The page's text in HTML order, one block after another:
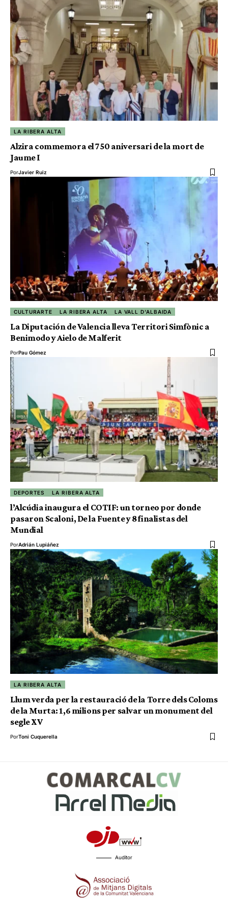
LA RIBERA ALTA
Alzira commemora el 750 aniversari de la mort de
Jaume I
PorJavier Ruiz
CULTURARTE LA RIBERA ALTA LA VALL D'ALBAIDA
La Diputación de Valencia lleva Territori Simfònic a
Benimodo y Aielo de Malferit
PorPau Gómez
DEPORTES LA RIBERA ALTA
l’Alcúdia inaugura el COTIF: un torneo por donde
pasaron Scaloni, De la Fuente y 8 finalistas del
Mundial
PorAdrián Lupiáñez
LA RIBERA ALTA
Llum verda per la restauració de la Torre dels Coloms
de la Murta: 1,6 milions per salvar un monument del
segle XV
PorToni Cuquerella
Auditor